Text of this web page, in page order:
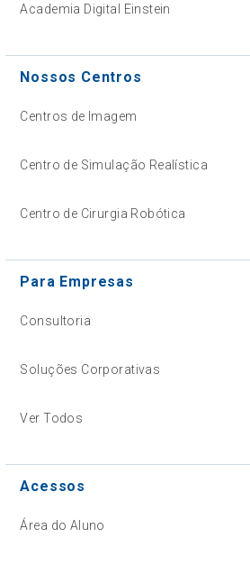
Academia Digital Einstein
Nossos Centros
Centros de Imagem
Centro de Simulação Realística
Centro de Cirurgia Robótica
Para Empresas
Consultoria
Soluções Corporativas
Ver Todos
Acessos
Área do Aluno